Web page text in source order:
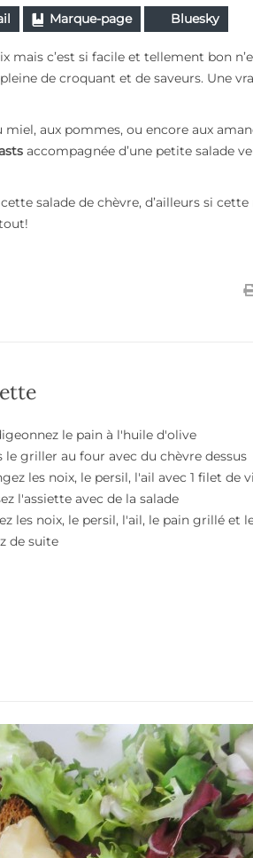
Marque-page Bluesky
mais c’est si facile et tellement bon
de croquant et de saveurs. Une
aux pommes, ou encore aux
accompagnée d’une petite salade
salade de chèvre, d’ailleurs si
le pain à l'huile d'olive
le griller au four avec du chèvre dessus
les noix, le persil, l'ail avec 1 filet de
l'assiette avec de la salade
les noix, le persil, l'ail, le pain grillé et
de suite